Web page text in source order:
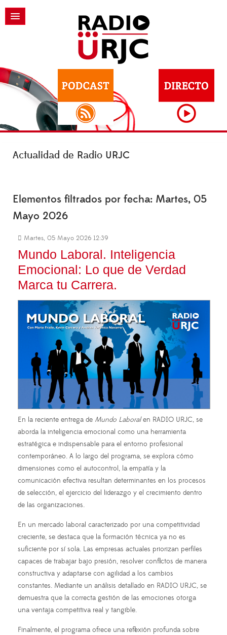
Actualidad de Radio URJC
Elementos filtrados por fecha: Martes, 05
Mayo 2026
Martes, 05 Mayo 2026 12:39
Mundo Laboral. Inteligencia
Emocional: Lo que de Verdad
Marca tu Carrera.
En la reciente entrega de Mundo Laboralen RADIO URJC, se
aborda la inteligencia emocional como una herramienta
estratégica e indispensable para el entorno profesional
contemporáneo. A lo largo del programa, se explora cómo
dimensiones como el autocontrol, la empatía y la
comunicación efectiva resultan determinantes en los procesos
de selección, el ejercicio del liderazgo y el crecimiento dentro
de las organizaciones.
En un mercado laboral caracterizado por una competitividad
creciente, se destaca que la formación técnica ya no es
suficiente por sí sola. Las empresas actuales priorizan perfiles
capaces de trabajar bajo presión, resolver conflictos de manera
constructiva y adaptarse con agilidad a los cambios
constantes. Mediante un análisis detallado en RADIO URJC, se
demuestra que la correcta gestión de las emociones otorga
una ventaja competitiva real y tangible.
Finalmente, el programa ofrece una reflexión profunda sobre